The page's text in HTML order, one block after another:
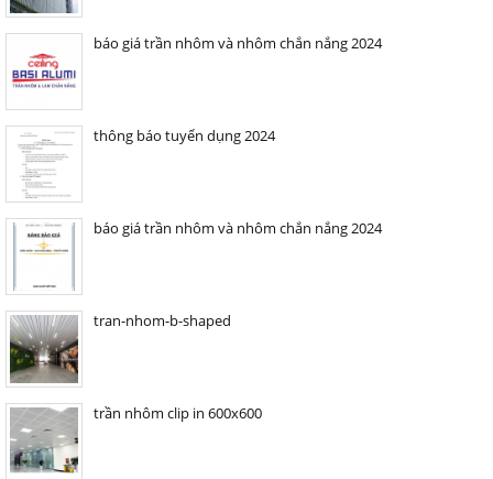
báo giá trần nhôm và nhôm chắn nắng 2024
thông báo tuyển dụng 2024
báo giá trần nhôm và nhôm chắn nắng 2024
tran-nhom-b-shaped
trần nhôm clip in 600x600